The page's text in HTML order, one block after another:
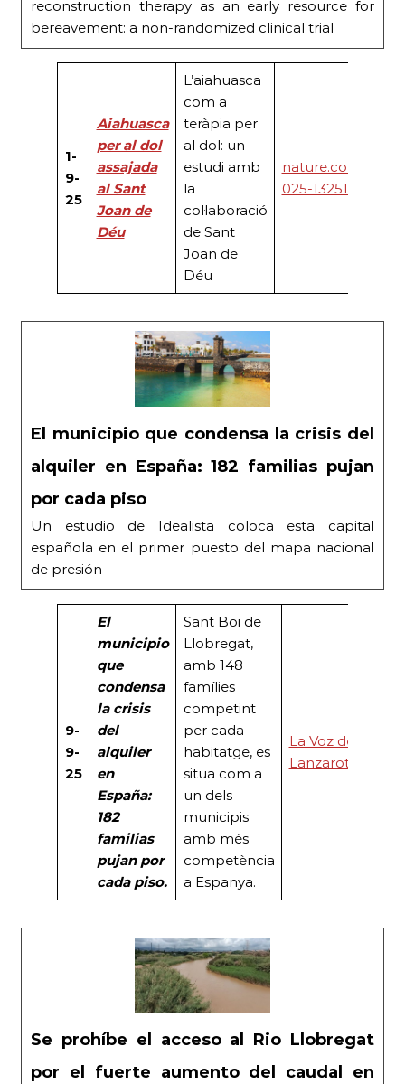
reconstruction therapy as an early resource for
bereavement: a non-randomized clinical trial
1-
9-
25
Aiahuasca
per al dol
assajada
al Sant
Joan de
Déu
L’aiahuasca
com a
teràpia per
al dol: un
estudi amb
la
col·laboració
de Sant
Joan de
Déu
nature.com/
025-13251-5
El municipio que condensa la crisis del
alquiler en España: 182 familias pujan
por cada piso
Un estudio de Idealista coloca esta capital
española en el primer puesto del mapa nacional
de presión
9-
9-
25
El
municipio
que
condensa
la crisis
del
alquiler
en
España:
182
familias
pujan por
cada piso.
Sant Boi de
Llobregat,
amb 148
famílies
competint
per cada
habitatge, es
situa com a
un dels
municipis
amb més
competència
a Espanya.
La Voz de
Lanzarote
Se prohíbe el acceso al Rio Llobregat
por el fuerte aumento del caudal en